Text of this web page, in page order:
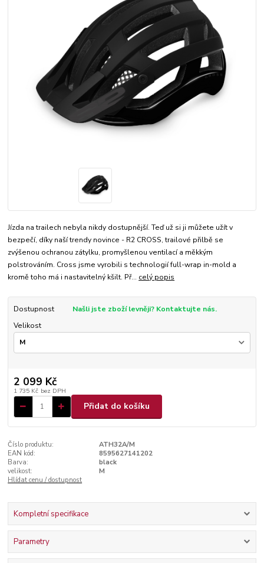
Jízda na trailech nebyla nikdy dostupnější. Teď už si ji můžete užít v
bezpečí, díky naší trendy novince - R2 CROSS, trailové přilbě se
zvýšenou ochranou zátylku, promyšlenou ventilací a měkkým
polstrováním. Cross jsme vyrobili s technologií full-wrap in-mold a
kromě toho má i nastavitelný kšilt. Př... celý popis
Dostupnost
Našli jste zboží levněji? Kontaktujte nás.
Velikost
2 099 Kč
1 735 Kč bez DPH
Přidat do košíku
Číslo produktu:
ATH32A/M
EAN kód:
8595627141202
Barva:
black
velikost:
M
Hlídat cenu / dostupnost
Kompletní specifikace
Parametry